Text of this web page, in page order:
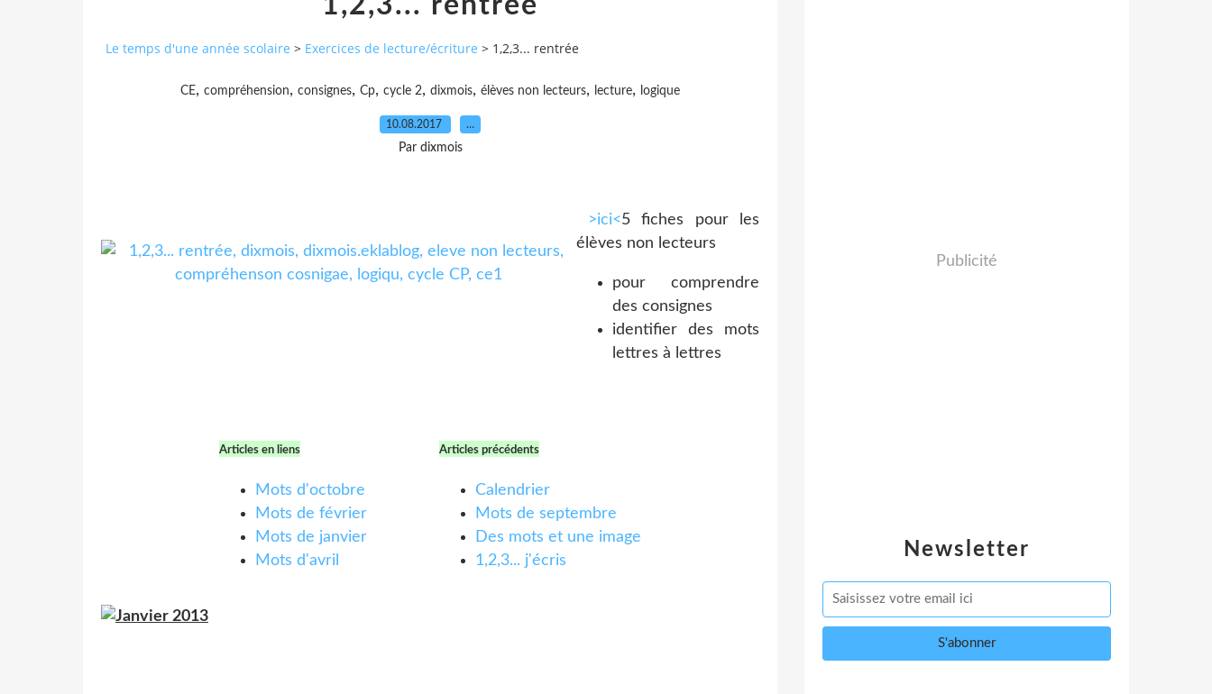
Le temps d'une année scolaire > Exercices de lecture/écriture > 1,2,3... rentrée
CE, compréhension, consignes, Cp, cycle 2, dixmois, élèves non lecteurs, lecture, logique
10.08.2017 …
Par dixmois
>ici<5 fiches pour les
élèves non lecteurs
pour comprendre
des consignes
identifier des mots
lettres à lettres
Articles en liens
Mots d'octobre
Mots de février
Mots de janvier
Mots d'avril
Articles précédents
Calendrier
Mots de septembre
Des mots et une image
1,2,3... j'écris
Newsletter
Publicité